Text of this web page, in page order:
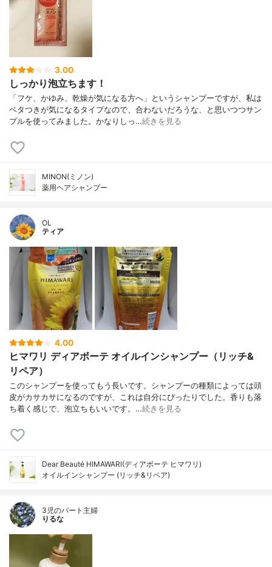
3.00
しっかり泡立ちます！
「フケ、かゆみ、乾燥が気になる方へ」というシャンプーですが、私は
ベタつきが気になるタイプなので、合わないだろうな、と思いつつサン
プルを使ってみました。かなりしっ…続きを見る
MINON(ミノン)
薬用ヘアシャンプー
OL
ティア
4.00
ヒマワリ ディアボーテ オイルインシャンプー（リッチ&
リペア）
このシャンプーを使ってもう長いです。シャンプーの種類によっては頭
皮がカサカサになるのですが、これは自分にぴったりでした。香りも落
ち着く感じで、泡立ちもいいです。…続きを見る
Dear Beauté HIMAWARI(ディアボーテ ヒマワリ)
オイルインシャンプー (リッチ&リペア)
3児のパート主婦
りるな